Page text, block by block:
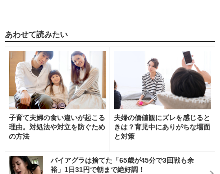
あわせて読みたい
子育て夫婦の食い違いが起こる
理由。対処法や対立を防ぐため
の方法
夫婦の価値観にズレを感じると
きは？育児中にありがちな場面
と対策
バイアグラは捨てた「65歳が45分で3回戦も余
裕」1日31円で朝まで絶好調！